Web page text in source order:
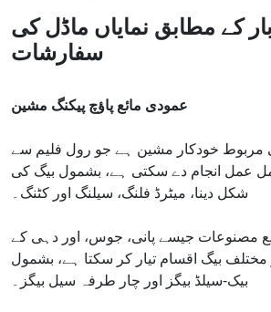
کے مطابق نمایاں ماڈل کی
سفارشات
عمودی مائع پاؤچ پیکنگ مشین
مربوط خودکار مشین ہے جو رول فلیم سے
عمل انجام دے سکتی ہے، بشمول بیگ کی
شکل دینا، میٹرڈ فلنگ، سیلنگ اور کٹنگ۔
مصنوعات جیسے پانی، جوس، اور دہی کے
مختلف بیگ اقسام تیار کر سکتا ہے، بشمول
بیک-سیلڈ بیگز اور چار طرفہ سیل بیگز۔